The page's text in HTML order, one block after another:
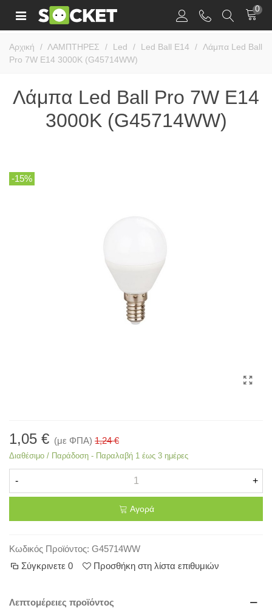
0
Αρχική / ΛΑΜΠΤΗΡΕΣ / Led / Led Ball E14 /
Λάμπα Led Ball
Pro 7W E14 3000K (G45714WW)
Λάμπα Led Ball Pro 7W E14
3000K (G45714WW)
-15%
1,05 € (με ΦΠΑ) 1,24 €
Διαθέσιμο / Παράδοση - Παραλαβή 1 έως 3 ημέρες
- +
Αγορά
Κωδικός Προϊόντος: G45714WW
Σύγκρινετε 0 Προσθήκη στη λίστα επιθυμιών
Λεπτομέρειες προϊόντος